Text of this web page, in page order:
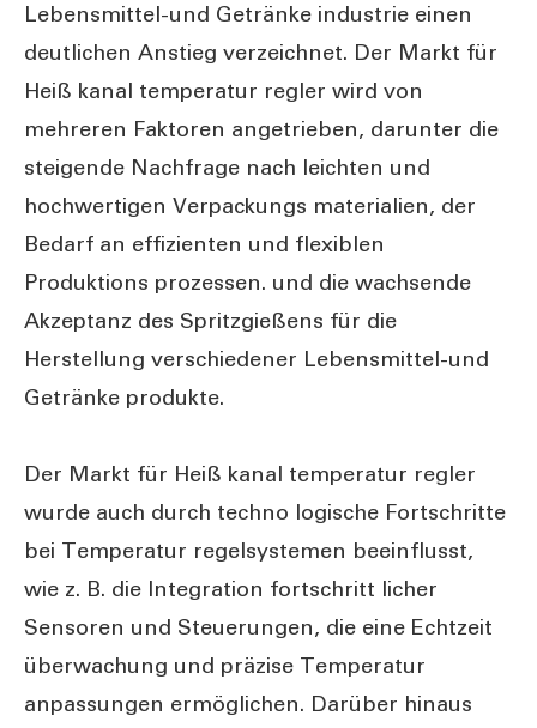
Lebensmittel-und Getränke industrie einen
deutlichen Anstieg verzeichnet. Der Markt für
Heiß kanal temperatur regler wird von
mehreren Faktoren angetrieben, darunter die
steigende Nachfrage nach leichten und
hochwertigen Verpackungs materialien, der
Bedarf an effizienten und flexiblen
Produktions prozessen. und die wachsende
Akzeptanz des Spritzgießens für die
Herstellung verschiedener Lebensmittel-und
Getränke produkte.
Der Markt für Heiß kanal temperatur regler
wurde auch durch techno logische Fortschritte
bei Temperatur regelsystemen beeinflusst,
wie z. B. die Integration fortschritt licher
Sensoren und Steuerungen, die eine Echtzeit
überwachung und präzise Temperatur
anpassungen ermöglichen. Darüber hinaus